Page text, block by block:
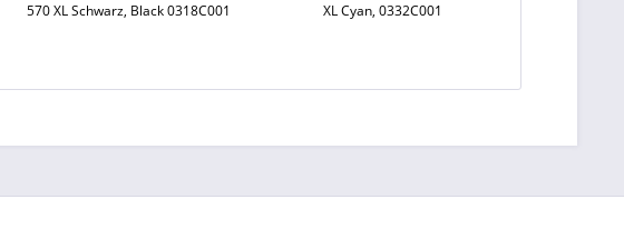
570 XL Schwarz, Black 0318C001
XL Cyan, 0332C001